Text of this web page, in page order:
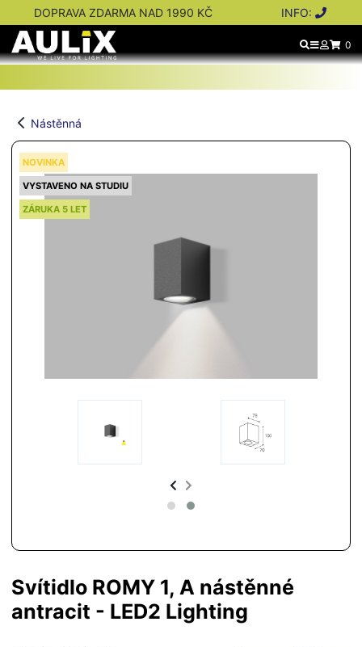
DOPRAVA ZDARMA NAD 1990 KČ INFO:
0
Nástěnná
Svítidlo ROMY 1, A nástěnné
antracit - LED2 Lighting
NOVINKA
VYSTAVENO NA STUDIU
ZÁRUKA 5 LET